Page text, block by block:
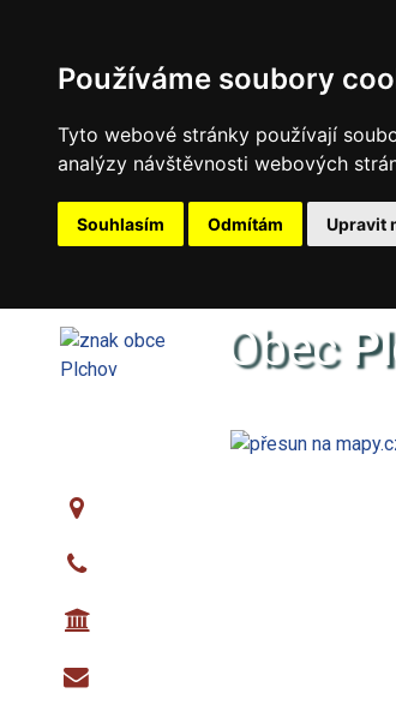
Používáme soubory
Tyto webové stránky používají
analýzy návštěvnosti webových
Souhlasím Odmítám Upravit
Obec